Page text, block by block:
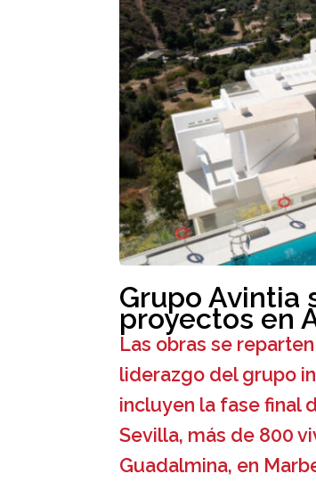
Grupo Avintia
proyectos en
Las obras se
liderazgo del grupo
incluyen la fase final
Sevilla, más de 800
Guadalmina, en